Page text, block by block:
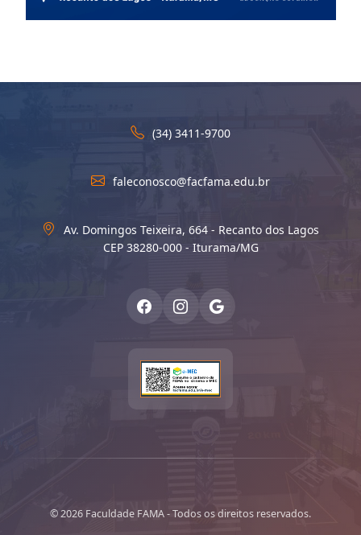
(34) 3411-9700
faleconosco@facfama.edu.br
Av. Domingos Teixeira, 664 - Recanto dos Lagos
CEP 38280-000 - Iturama/MG
© 2026 Faculdade FAMA - Todos os direitos reservados.